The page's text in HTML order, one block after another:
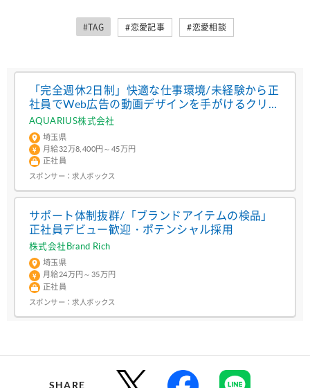
#TAG #恋愛記事 #恋愛相談
「完全週休2日制」快適な仕事環境/未経験から正
社員でWeb広告の動画デザインを手がけるクリエ
イター
AQUARIUS株式会社
埼玉県
月給32万8,400円～45万円
正社員
スポンサー：求人ボックス
サポート体制抜群/「ブランドアイテムの検品」
正社員デビュー歓迎・ポテンシャル採用
株式会社Brand Rich
埼玉県
月給24万円～35万円
正社員
スポンサー：求人ボックス
SHARE